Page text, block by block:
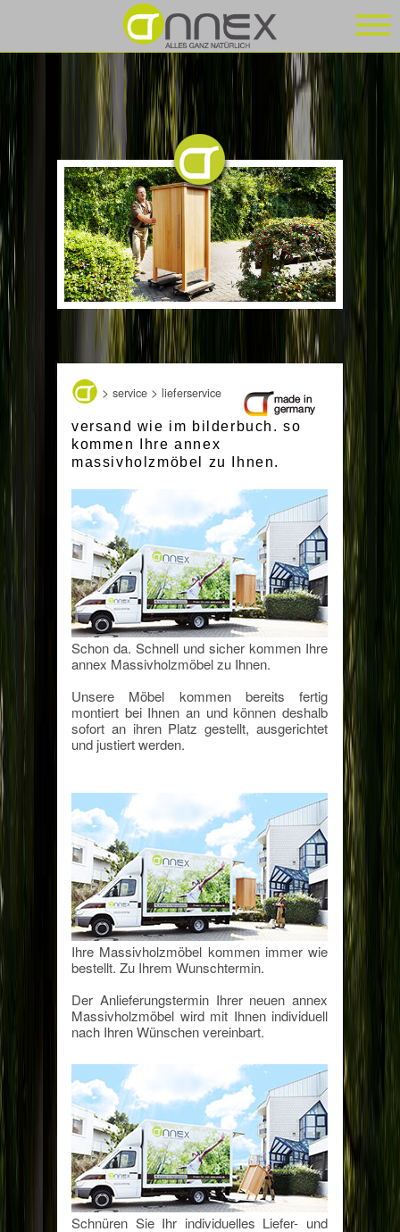
> service > lieferservice
versand wie im bilderbuch. so
kommen Ihre annex
massivholzmöbel zu Ihnen.
Schon da. Schnell und sicher kommen Ihre
annex Massivholzmöbel zu Ihnen.
Unsere Möbel kommen bereits fertig
montiert bei Ihnen an und können deshalb
sofort an ihren Platz gestellt, ausgerichtet
und justiert werden.
Ihre Massivholzmöbel kommen immer wie
bestellt. Zu Ihrem Wunschtermin.
Der Anlieferungstermin Ihrer neuen annex
Massivholzmöbel wird mit Ihnen individuell
nach Ihren Wünschen vereinbart.
Schnüren Sie Ihr individuelles Liefer- und